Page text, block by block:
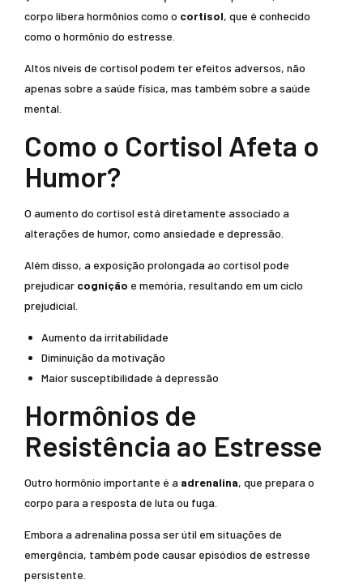
corpo libera hormônios como o cortisol, que é conhecido
como o hormônio do estresse.
Altos níveis de cortisol podem ter efeitos adversos, não
apenas sobre a saúde física, mas também sobre a saúde
mental.
Como o Cortisol Afeta o
Humor?
O aumento do cortisol está diretamente associado a
alterações de humor, como ansiedade e depressão.
Além disso, a exposição prolongada ao cortisol pode
prejudicar cognição e memória, resultando em um ciclo
prejudicial.
Aumento da irritabilidade
Diminuição da motivação
Maior susceptibilidade à depressão
Hormônios de
Resistência ao Estresse
Outro hormônio importante é a adrenalina, que prepara o
corpo para a resposta de luta ou fuga.
Embora a adrenalina possa ser útil em situações de
emergência, também pode causar episódios de estresse
persistente.